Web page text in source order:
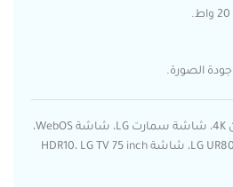
شاشة LG 75 بوصة، تلفزيون 4K، شاشة سمارت LG، شاشة WebOS،